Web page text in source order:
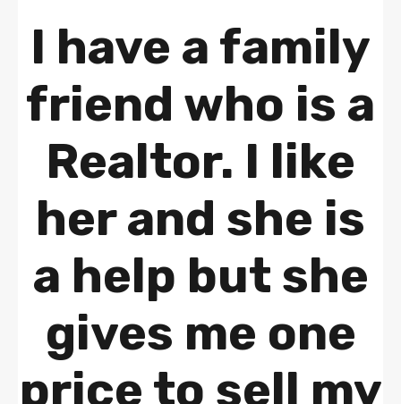
I have a family
friend who is a
Realtor. I like
her and she is
a help but she
gives me one
price to sell my